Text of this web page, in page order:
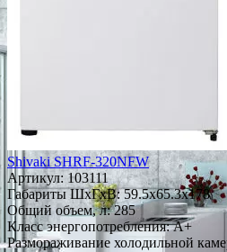
Shivaki SHRF-320NFW
Артикул: 103111
Габариты ШxГxВ: 59.5x65.3x178
Общий объем, л: 285
Класс энергопотребления: A+
Размораживание холодильной